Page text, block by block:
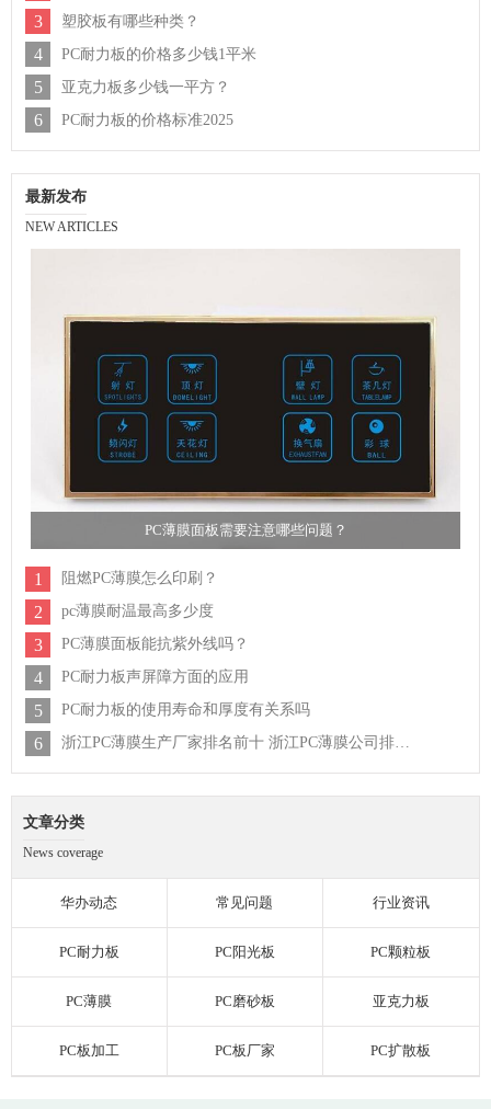
3 塑胶板有哪些种类？
4 PC耐力板的价格多少钱1平米
5 亚克力板多少钱一平方？
6 PC耐力板的价格标准2025
最新发布
NEW ARTICLES
PC薄膜面板需要注意哪些问题？
1 阻燃PC薄膜怎么印刷？
2 pc薄膜耐温最高多少度
3 PC薄膜面板能抗紫外线吗？
4 PC耐力板声屏障方面的应用
5 PC耐力板的使用寿命和厚度有关系吗
6 浙江PC薄膜生产厂家排名前十 浙江PC薄膜公司排行榜
文章分类
News coverage
华办动态 常见问题 行业资讯
PC耐力板 PC阳光板 PC颗粒板
PC薄膜 PC磨砂板 亚克力板
PC板加工 PC板厂家 PC扩散板